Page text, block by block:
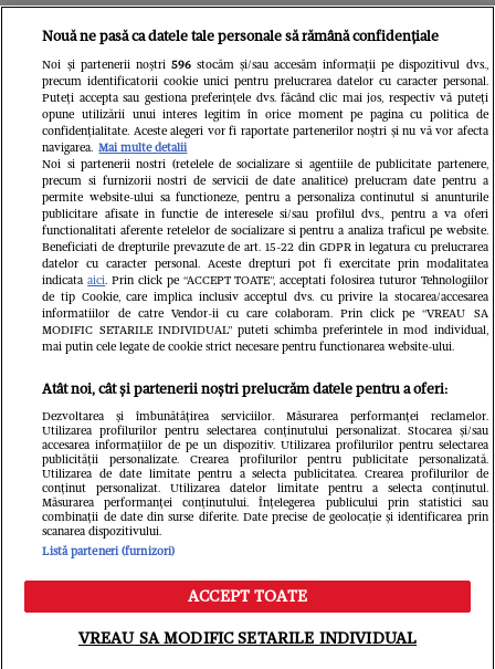
Unul dintre cele mai folosite
aeroporturi din Europa își închide
complet porțile timp de trei luni.
Milioane de pasageri, afectați
Un vecin instruit poate salva
o viață. Vezi despre ce e
vorba
Intră în
IKEA
Nouă ne pasă ca datele tale personale să rămână confidențiale
Noi și partenerii noștri 596stocăm și/sau accesăm informații pe dispozitivul dvs.,
precum identificatorii cookie unici pentru prelucrarea datelor cu caracter personal.
Puteți accepta sau gestiona preferințele dvs. făcând clic mai jos, respectiv vă puteți
opune utilizării unui interes legitim în orice moment pe pagina cu politica de
confidențialitate. Aceste alegeri vor fi raportate partenerilor noștri și nu vă vor afecta
navigarea. Mai multe detalii
Noi si partenerii nostri (retelele de socializare si agentiile de publicitate partenere,
precum si furnizorii nostri de servicii de date analitice) prelucram date pentru a
permite website-ului sa functioneze, pentru a personaliza continutul si anunturile
publicitare afisate in functie de interesele si/sau profilul dvs., pentru a va oferi
functionalitati aferente retelelor de socializare si pentru a analiza traficul pe website.
Beneficiati de drepturile prevazute de art. 15-22 din GDPR in legatura cu prelucrarea
datelor cu caracter personal. Aceste drepturi pot fi exercitate prin modalitatea
indicataaici. Prin click pe “ACCEPT TOATE”, acceptati folosirea tuturor Tehnologiilor
de tip Cookie, care implica inclusiv acceptul dvs. cu privire la stocarea/accesarea
informatiilor de catre Vendor-ii cu care colaboram. Prin click pe “VREAU SA
MODIFIC SETARILE INDIVIDUAL” puteti schimba preferintele in mod individual,
mai putin cele legate de cookie strict necesare pentru functionarea website-ului.
Atât noi, cât și partenerii noștri prelucrăm datele pentru a oferi:
Dezvoltarea și îmbunătățirea serviciilor. Măsurarea performanței reclamelor.
Utilizarea profilurilor pentru selectarea conținutului personalizat. Stocarea și/sau
accesarea informațiilor de pe un dispozitiv. Utilizarea profilurilor pentru selectarea
publicității personalizate. Crearea profilurilor pentru publicitate personalizată.
Utilizarea de date limitate pentru a selecta publicitatea. Crearea profilurilor de
conținut personalizat. Utilizarea datelor limitate pentru a selecta conținutul.
Măsurarea performanței conținutului. Înțelegerea publicului prin statistici sau
combinații de date din surse diferite. Date precise de geolocație și identificarea prin
scanarea dispozitivului.
Listă parteneri (furnizori)
ACCEPT TOATE
VREAU SA MODIFIC SETARILE INDIVIDUAL